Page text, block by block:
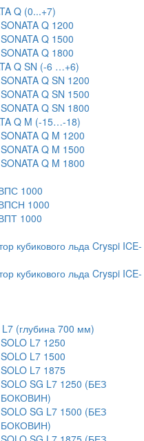
Q (0...+7)
SONATA Q 1200
SONATA Q 1500
SONATA Q 1800
Q SN (-6 …+6)
SONATA Q SN 1200
SONATA Q SN 1500
SONATA Q SN 1800
Q M (-15…-18)
SONATA Q M 1200
SONATA Q M 1500
SONATA Q M 1800
1000
1000
1000
кубикового льда Cryspi ICE-
кубикового льда Cryspi ICE-
L7 (глубина 700 мм)
SOLO L7 1250
SOLO L7 1500
SOLO L7 1875
SOLO SG L7 1250 (БЕЗ
БОКОВИН)
SOLO SG L7 1500 (БЕЗ
БОКОВИН)